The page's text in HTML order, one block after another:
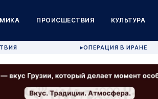
ПРОИСШЕСТВИЯ КУЛЬТУРА
▶ОПЕРАЦИЯ В ИРАНЕ